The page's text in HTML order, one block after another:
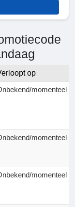
op
momenteel
momenteel
momenteel